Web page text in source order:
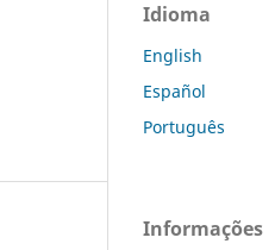
Idioma
English
Español
Português
Informações